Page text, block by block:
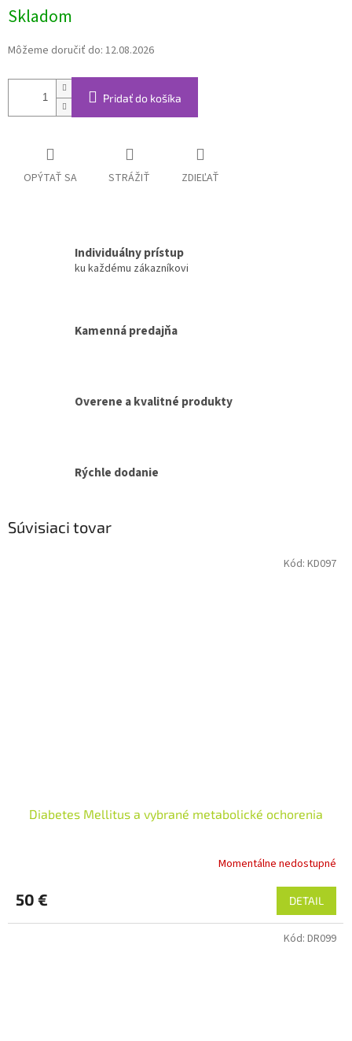
cena:
Skladom
Môžeme doručiť do: 12.08.2026
Pridať do košíka
OPÝTAŤ SA STRÁŽIŤ ZDIEĽAŤ
Individuálny prístup
ku každému zákazníkovi
Kamenná predajňa
Overene a kvalitné produkty
Rýchle dodanie
Súvisiaci tovar
Diabetes Mellitus a vybrané metabolické ochorenia
Momentálne nedostupné
50 € DETAIL
Kód: KD097
Kód: DR099